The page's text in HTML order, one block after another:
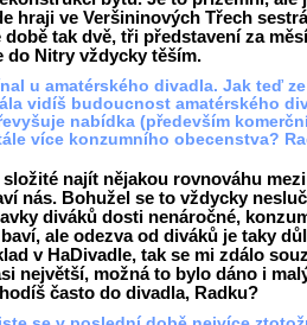
hraji ve Veršininových Třech
tak dvě, tři představení za
do Nitry vždycky těším.
u amatérského divadla. Jak teď ze
vidíš budoucnost amatérského
nabídka (především
více konzumního obecenstva?
složité najít nějakou rovnováhu
nás. Bohužel se to vždycky
diváků dosti nenáročné,
ale odezva od diváků je taky
v HaDivadle, tak se mi zdálo
největší, možná to bylo dáno i
často do divadla, Radku?